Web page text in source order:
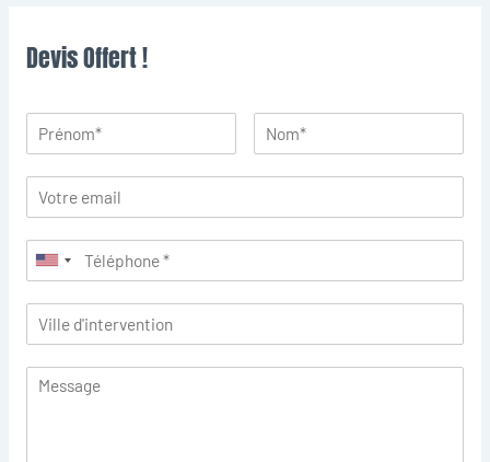
Devis Offert !